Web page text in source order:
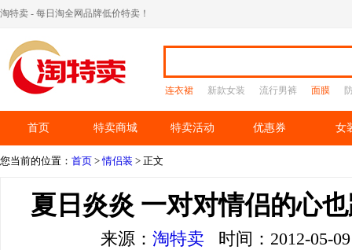
淘特卖 - 每日淘全网品牌低价特卖！
连衣裙 新款女装 流行男裤 面膜
首页 特卖商城 特卖活动 优惠券 女
您当前的位置： 首页 >情侣装 > 正文
夏日炎炎 一对对情侣的心
来源： 淘特卖 时间：2012-05-